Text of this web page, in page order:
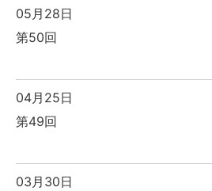
05月28日
第50回
04月25日
第49回
03月30日